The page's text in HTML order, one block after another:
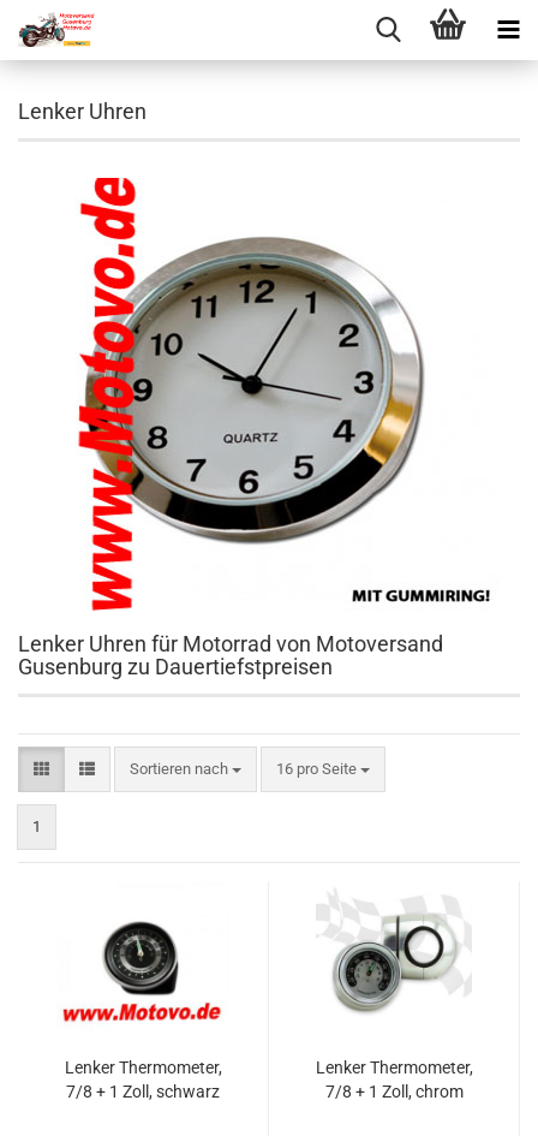
Lenker Uhren
Lenker Uhren für Motorrad von Motoversand
Gusenburg zu Dauertiefstpreisen
Sortieren nach
Sortieren nach 16 pro Seite
pro Seite
1
Lenker Thermometer,
7/8 + 1 Zoll, schwarz
Lenker Thermometer,
7/8 + 1 Zoll, chrom